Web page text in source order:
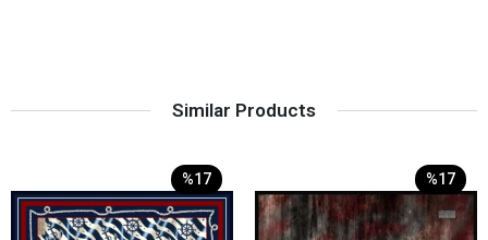
Similar Products
%17 %17